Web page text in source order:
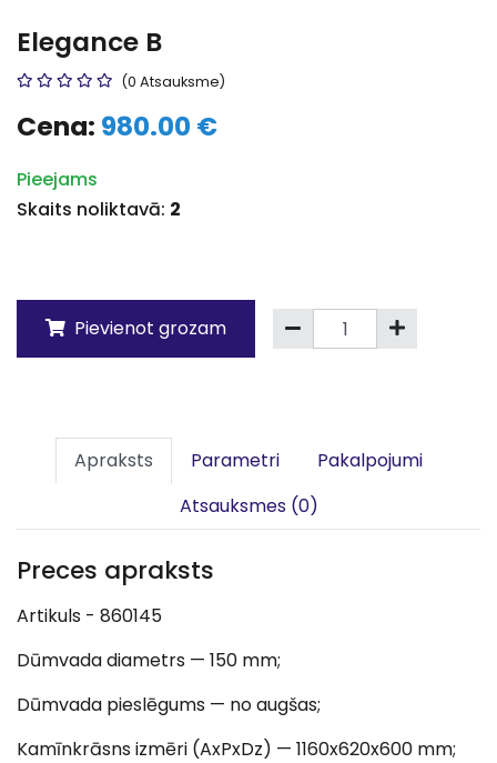
Elegance B
(0 Atsauksme)
Cena: 980.00 €
Pieejams
Skaits noliktavā: 2
Pievienot grozam
Apraksts Parametri
Pakalpojumi
Atsauksmes (0)
Preces apraksts
Artikuls - 860145
Dūmvada diametrs — 150 mm;
Dūmvada pieslēgums — no augšas;
Kamīnkrāsns izmēri (AxPxDz) — 1160x620x600 mm;